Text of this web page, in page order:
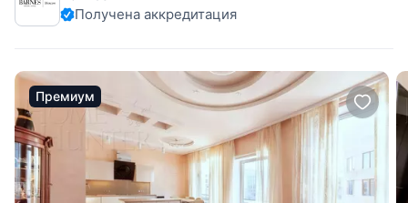
натуральных материалов (натуральное дерево,
Получена аккредитация
Премиум